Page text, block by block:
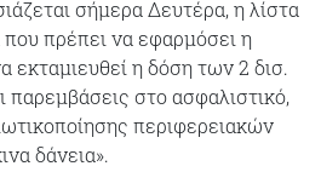
σήμερα Δευτέρα, η λίστα
πρέπει να εφαρμόσει η
εκταμιευθεί η δόση των 2 δισ.
παρεμβάσεις στο ασφαλιστικό,
περιφερειακών
δάνεια».